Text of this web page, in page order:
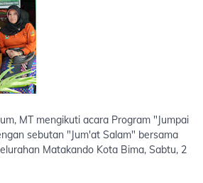
MT mengikuti acara Program "Jumpai
sebutan "Jum'at Salam" bersama
Matakando Kota Bima, Sabtu, 2